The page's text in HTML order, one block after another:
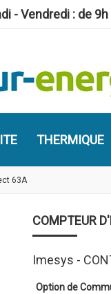
THERMIQUE
63A
COMPTEUR
Imesys -
Option de
- Vendredi : de